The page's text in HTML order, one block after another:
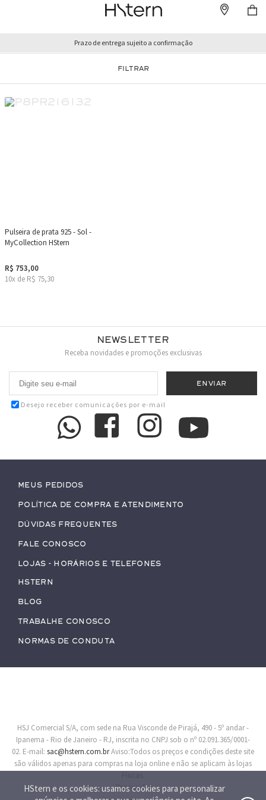
HStern e os cookies: usamos cookies para personalizar
Prazo de entrega sujeito a confirmação
FILTRAR
Pulseira de prata 925 - Sol -
MyCollection HStern
R$ 753,00
10x de R$ 75,30
Newsletter
Receba novidades e promoções exclusivas
Desejo receber comunicações por e-mail
Meus pedidos
Política de Compra e Atendimento
Dúvidas Frequentes
Fale conosco
Lojas - Horários e Telefones
HStern
Blog
Trabalhe conosco
Normas de Conduta
HSJ Comercial S/A, com sede na Rua Visconde de Pirajá, 490 - 5º andar -
Ipanema - Rio de Janeiro - RJ, inscrita no CNPJ sob o nº 02.091.365/0001-
02. E-mail: sac@hstern.com.brAviso:Todos os preços e condições deste site
são válidos apenas para compras na loja online e não se aplicam às lojas
Procon-RJ